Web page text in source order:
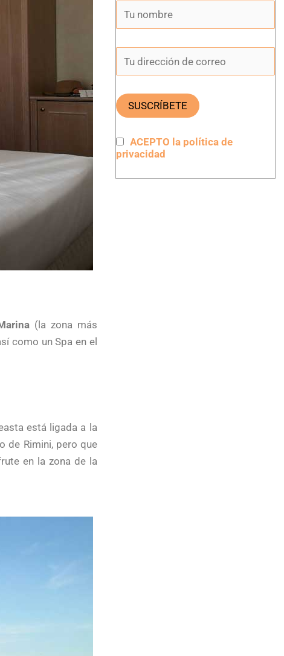
(la zona más
como un Spa en el
está ligada a la
de Rimini, pero que
en la zona de la
ACEPTO la política de
privacidad